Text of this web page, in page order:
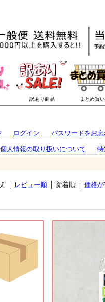
ログイン パスワードをお忘
個人情報の取り扱いについて
レビュー順 新着順 価格